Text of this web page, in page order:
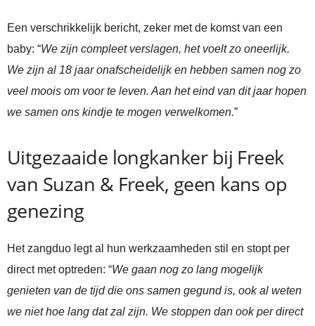
Een verschrikkelijk bericht, zeker met de komst van een
baby: “We zijn compleet verslagen, het voelt zo oneerlijk.
We zijn al 18 jaar onafscheidelijk en hebben samen nog zo
veel moois om voor te leven. Aan het eind van dit jaar hopen
we samen ons kindje te mogen verwelkomen.”
Uitgezaaide longkanker bij Freek
van Suzan & Freek, geen kans op
genezing
Het zangduo legt al hun werkzaamheden stil en stopt per
direct met optreden: “We gaan nog zo lang mogelijk
genieten van de tijd die ons samen gegund is, ook al weten
we niet hoe lang dat zal zijn. We stoppen dan ook per direct